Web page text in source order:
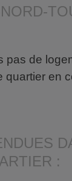
pas de
quartier en
: